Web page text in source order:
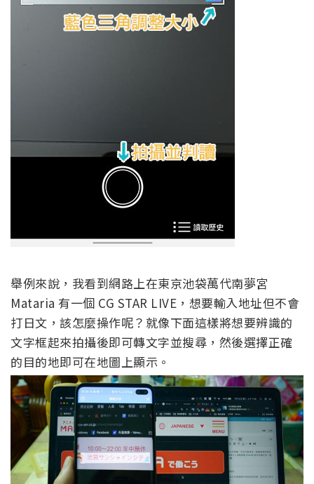
舉例來說，我看到網路上在東京池袋萬代南夢宮
Mataria 有一個 CG STAR LIVE，想要輸入地址但不會
打日文，該怎麼操作呢？就像下面這樣將想要辨識的
文字框起來拍攝後即可轉文字並搜尋，然後選擇正確
的目的地即可在地圖上顯示。